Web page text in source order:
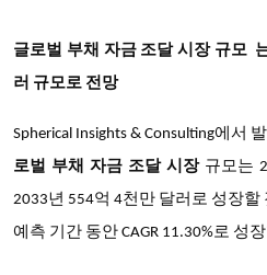
글로벌 부채 자금 조달 시장 규모
러 규모로 전망
Spherical Insights & Consulting에서
로벌 부채 자금 조달 시장 규모는
2033년 554억 4천만 달러로 성장할
예측 기간 동안 CAGR 11.30%로 성